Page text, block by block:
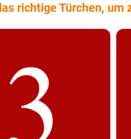
richtige Türchen, um